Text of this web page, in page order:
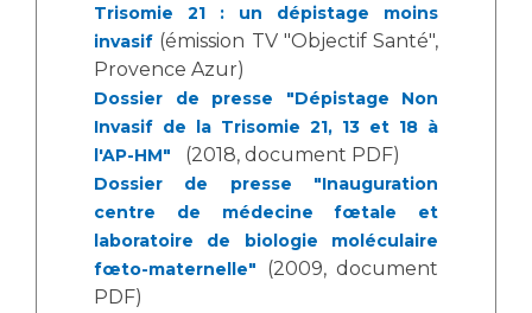
Vos représentants
La Commission Des Usagers (CDU)
Les Comités Locaux des Usagers
Le projet des usagers
Qualité
Fournisseurs
Rôles et missions
Liste des marchés conclus
Documents utiles
Trisomie 21 : un dépistage moins
invasif (émission TV "Objectif Santé",
Provence Azur)
Dossier de presse "Dépistage Non
Invasif de la Trisomie 21, 13 et 18 à
l'AP-HM" (2018, document PDF)
Dossier de presse "Inauguration
centre de médecine fœtale et
laboratoire de biologie moléculaire
fœto-maternelle" (2009, document
PDF)